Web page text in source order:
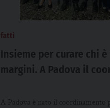
fatti
Insieme per curare chi
margini. A Padova il
persone in difficoltà
A Padova è nato il coordinamento